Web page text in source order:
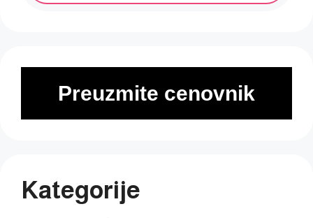
Preuzmite cenovnik
Kategorije